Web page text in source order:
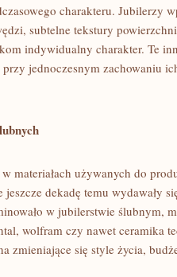
charakteru. Jubilerzy
subtelne tekstury
indywidualny charakter. Te
jednoczesnym zachowaniu
materiałach używanych do
dekadę temu wydawały
w jubilerstwie ślubnym,
wolfram czy nawet ceramika
zmieniające się style życia,